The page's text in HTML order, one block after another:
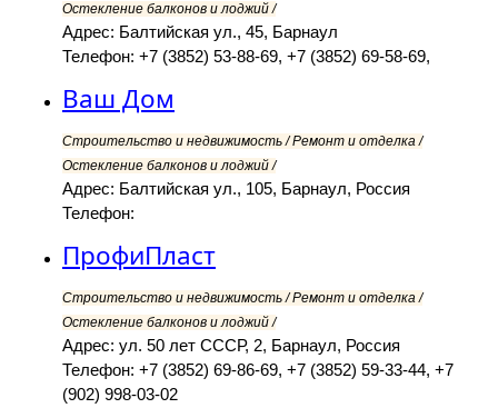
Остекление балконов и лоджий /
Адрес: Балтийская ул., 45, Барнаул
Телефон: +7 (3852) 53-88-69, +7 (3852) 69-58-69,
Ваш Дом
Строительство и недвижимость / Ремонт и отделка /
Остекление балконов и лоджий /
Адрес: Балтийская ул., 105, Барнаул, Россия
Телефон:
ПрофиПласт
Строительство и недвижимость / Ремонт и отделка /
Остекление балконов и лоджий /
Адрес: ул. 50 лет СССР, 2, Барнаул, Россия
Телефон: +7 (3852) 69-86-69, +7 (3852) 59-33-44, +7
(902) 998-03-02